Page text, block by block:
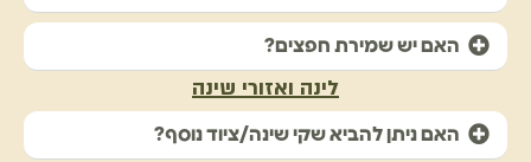
האם יש שמירת חפצים?
לינה ואזורי שינה
האם ניתן להביא שקי שינה/ציוד נוסף?